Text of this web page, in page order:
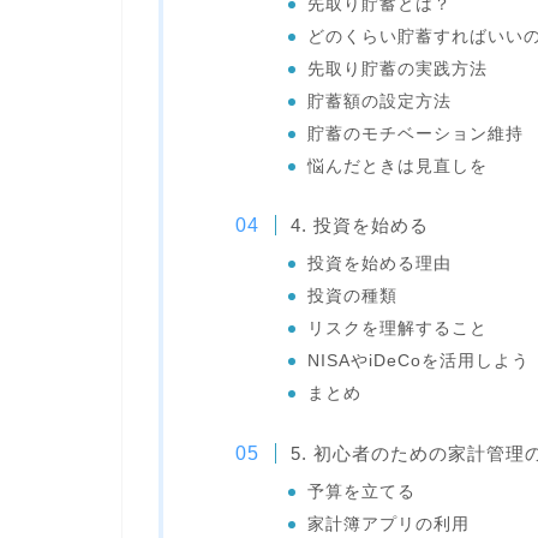
先取り貯蓄とは？
どのくらい貯蓄すればいい
先取り貯蓄の実践方法
貯蓄額の設定方法
貯蓄のモチベーション維持
悩んだときは見直しを
4. 投資を始める
投資を始める理由
投資の種類
リスクを理解すること
NISAやiDeCoを活用しよう
まとめ
5. 初心者のための家計管理
予算を立てる
家計簿アプリの利用